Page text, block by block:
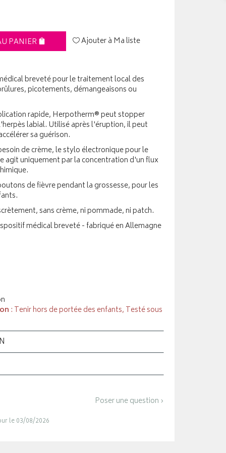
PANIER Ajouter à Ma liste
breveté pour le traitement local des
picotements, démangeaisons ou
rapide, Herpotherm® peut stopper
labial. Utilisé après l'éruption, il peut
sa guérison.
de crème, le stylo électronique pour le
agit uniquement par la concentration d'un flux
de fièvre pendant la grossesse, pour les
sans crème, ni pommade, ni patch.
médical breveté - fabriqué en Allemagne
: Tenir hors de portée des enfants, Testé sous
Poser une question ›
le 03/08/2026